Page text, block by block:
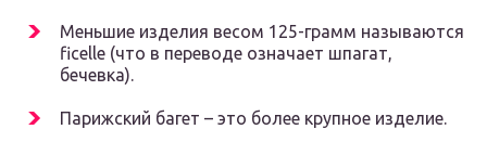
Меньшие изделия весом 125-грамм называются
ficelle (что в переводе означает шпагат,
бечевка).
Парижский багет – это более крупное изделие.